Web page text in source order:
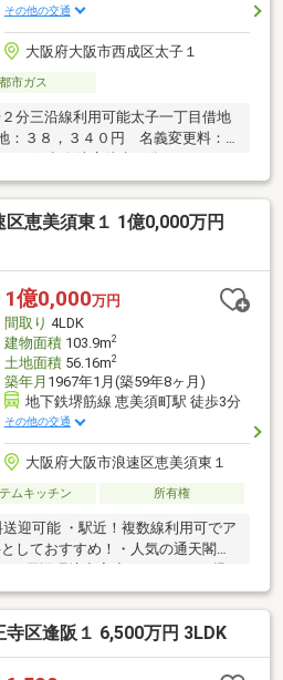
その他の交通
大阪府大阪市西成区太子１
都市ガス
分三沿線利用可能太子一丁目借地
：３８，３４０円 名義変更料：
新今宮駅前西店徒歩３分ＭＥＧＡ
分大阪市立今宮中学校徒歩１０分
分大阪市立山王保育所徒歩５分社
ー付属病院徒歩６分※準防火地域※
７０－５５８７－２１９８
恵美須東１ 1億0,000万円
1億0,000万円
間取り 4LDK
建物面積103.9m2
土地面積56.16m2
築年月 1967年1月(築59年8ヶ月)
地下鉄堺筋線 恵美須町駅 徒歩3分
その他の交通
大阪府大阪市浪速区恵美須東１
ムキッチン 所有権
迎可能 ・駅近！複数線利用可でア
しておすすめ！・人気の通天閣近
お客様の「面倒だな」をフルサポ
たい」「他社でローンを断られ
てみたい」「相談だけしてみた
」「無駄を省きたい」等お気軽に
区逢阪１ 6,500万円 3LDK